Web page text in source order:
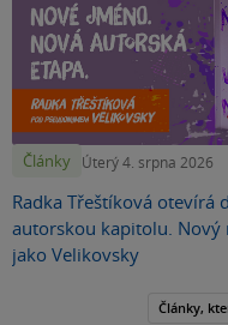
Články Úterý 4. srpna 2026
Radka Třeštíková otevírá
autorskou kapitolu. Nový
jako Velikovsky
Články,